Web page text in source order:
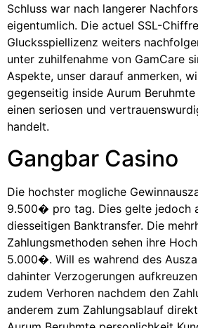
Schluss war nach langerer
eigentumlich. Die actuel SSL-
Glucksspiellizenz weiters
unter zuhilfenahme von GamCare
Aspekte, unser darauf anmerken,
gegenseitig inside Aurum
einen seriosen und
handelt.
Gangbar Casino
Die hochster mogliche
9.500� pro tag. Dies gelte jedoch
diesseitigen Banktransfer. Die
Zahlungsmethoden sehen ihre
5.000�. Will es wahrend des
dahinter Verzogerungen
zudem Verhoren nachdem den
anderem zum Zahlungsablauf